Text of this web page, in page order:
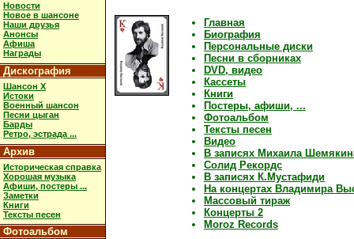
Новости
Новое в шансоне
Наши друзья
Анонсы
Афиша
Награды
Дискография
Шансон X
Истоки
Военный шансон
Песни цыган
Барды
Ретро, эстрада ...
Архив
Историческая справка
Хорошая музыка
Афиши, постеры ...
Заметки
Книги
Тексты песен
Фотоальбом
Главная
Биография
Персональные диски
Песни в сборниках
DVD, видео
Кассеты
Книги
Постеры, афиши, ...
Фотоальбом
Тексты песен
Видео
В записях Михаила
Солид Рекордс
В записях К.Мустафиди
На концертах Владимира
Массовый тираж
Концерты 2
Moroz Records